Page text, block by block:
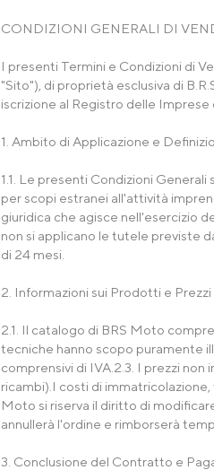
CONDIZIONI GENERALI DI
I presenti Termini e Condizioni di
"Sito"), di proprietà esclusiva di
iscrizione al Registro delle
1. Ambito di Applicazione e
1.1. Le presenti Condizioni
per scopi estranei all'attività
giuridica che agisce nell'esercizio
non si applicano le tutele previste
di 24 mesi.
2. Informazioni sui Prodotti e Prezzi
2.1. Il catalogo di BRS Moto
tecniche hanno scopo puramente
comprensivi di IVA.2.3. I prezzi
ricambi).I costi di
Moto si riserva il diritto di
annullerà l'ordine e rimborserà
3. Conclusione del Contratto e